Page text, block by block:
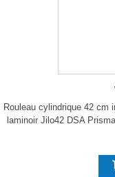
Rouleau cylindrique 42 cm
laminoir Jilo42 DSA